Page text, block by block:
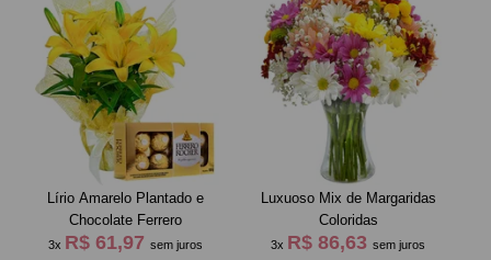
Lírio Amarelo Plantado e
Chocolate Ferrero
3x R$ 61,97 sem juros
Luxuoso Mix de Margaridas
Coloridas
3x R$ 86,63sem juros